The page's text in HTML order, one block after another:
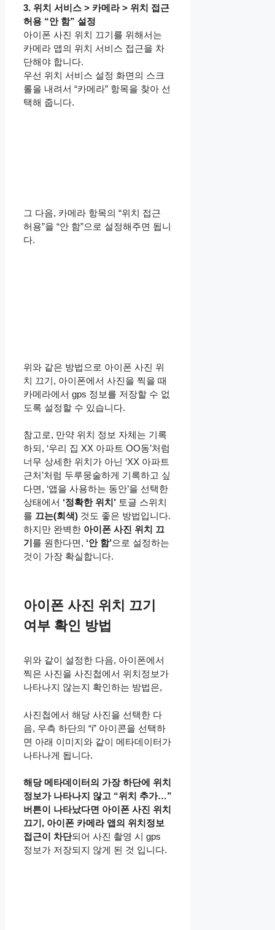
3. 위치 서비스 > 카메라 > 위치 접근
허용 “안 함” 설정
아이폰 사진 위치 끄기를 위해서는
카메라 앱의 위치 서비스 접근을 차
단해야 합니다.
우선 위치 서비스 설정 화면의 스크
롤을 내려서 “카메라” 항목을 찾아 선
택해 줍니다.
그 다음, 카메라 항목의 “위치 접근
허용”을 “안 함”으로 설정해주면 됩니
다.
위와 같은 방법으로 아이폰 사진 위
치 끄기, 아이폰에서 사진을 찍을 때
카메라에서 gps 정보를 저장할 수 없
도록 설정할 수 있습니다.
참고로, 만약 위치 정보 자체는 기록
하되, ‘우리 집 XX 아파트 OO동’처럼
너무 상세한 위치가 아닌 ‘XX 아파트
근처’처럼 두루뭉술하게 기록하고 싶
다면, ‘앱을 사용하는 동안’을 선택한
상태에서 ‘정확한 위치’ 토글 스위치
를 끄는(회색) 것도 좋은 방법입니다.
하지만 완벽한 아이폰 사진 위치 끄
기를 원한다면, ‘안 함’으로 설정하는
것이 가장 확실합니다.
아이폰 사진 위치 끄기
여부 확인 방법
위와 같이 설정한 다음, 아이폰에서
찍은 사진을 사진첩에서 위치정보가
나타나지 않는지 확인하는 방법은,
사진첩에서 해당 사진을 선택한 다
음, 우측 하단의 “i” 아이콘을 선택하
면 아래 이미지와 같이 메타데이터가
나타나게 됩니다.
해당 메타데이터의 가장 하단에 위치
정보가 나타나지 않고 “위치 추가…”
버튼이 나타났다면 아이폰 사진 위치
끄기, 아이폰 카메라 앱의 위치정보
접근이 차단되어 사진 촬영 시 gps
정보가 저장되지 않게 된 것 입니다.